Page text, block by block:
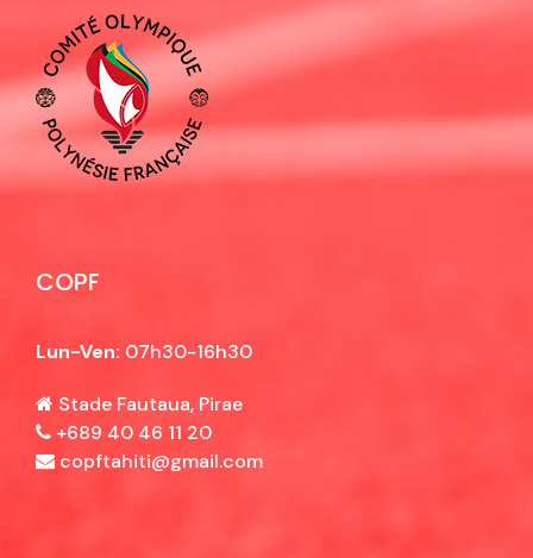
COPF
Lun-Ven: 07h30-16h30
Stade Fautaua, Pirae
+689 40 46 11 20
copftahiti@gmail.com